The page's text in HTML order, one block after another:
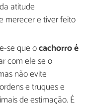
atitude
merecer e tiver feito
se que ocachorro é
com ele se o
não evite
e truques e
de estimação. É